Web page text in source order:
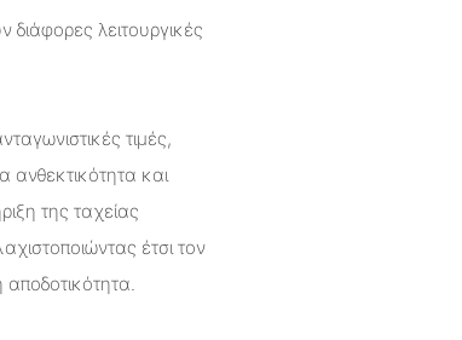
λειτουργικές
τιμές,
ανθεκτικότητα και
της ταχείας
έτσι τον
αποδοτικότητα.